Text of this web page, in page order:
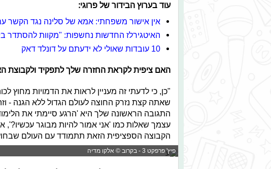
עוד בערוץ הבידור של פרוגי:
אין אישור משפחתי: אמא של סלינה נגד הקשר
האיטגירלז החדשות נחשפות: "מקוות להסתדר
10 עובדות שאולי לא ידעתם על דונלד דאק
האם ציפית לקראת החזרה שלך לתפקיד ולקבוצת
"כן, כי לדעתי זה מעניין לראות את הדמויות מחוץ
שאתה קצת נזרק החוצה לעולם הגדול ללא הגנה -
התגובה הראשונה שלך היא 'הרגע סיימתי את
עצמך שאלות כמו 'אני אמור להיות מבוגר עכשיו?',
הקבוצה הספציפית הזאת תתמודד עם העולם
פיץ' פרפקט 3 - בקרוב © אלקו מדיה